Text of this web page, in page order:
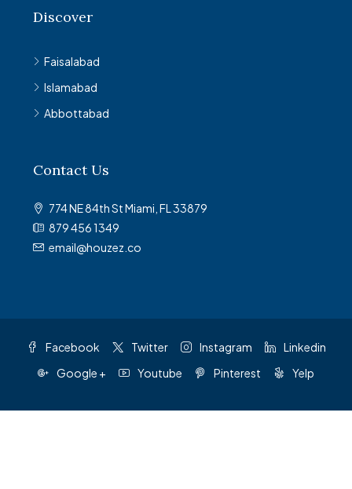
Discover
Faisalabad
Islamabad
Abbottabad
Contact Us
774 NE 84th St Miami, FL 33879
879 456 1349
email@houzez.co
Facebook Twitter Instagram
Linkedin
Google +
Youtube Pinterest Yelp